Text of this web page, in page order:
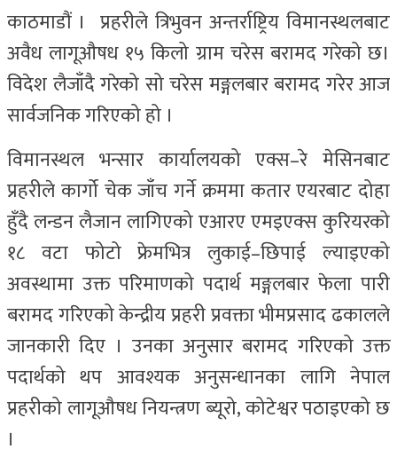
काठमाडौं । प्रहरीले त्रिभुवन अन्तर्राष्ट्रिय विमानस्थलबाट
अवैध लागूऔषध १५ किलो ग्राम चरेस बरामद गरेको छ।
विदेश लैजाँदै गरेको सो चरेस मङ्गलबार बरामद गरेर आज
सार्वजनिक गरिएको हो ।
विमानस्थल भन्सार कार्यालयको एक्स–रे मेसिनबाट
प्रहरीले कार्गो चेक जाँच गर्ने क्रममा कतार एयरबाट दोहा
हुँदै लन्डन लैजान लागिएको एआरए एमइएक्स कुरियरको
१८ वटा फोटो फ्रेमभित्र लुकाई–छिपाई ल्याइएको
अवस्थामा उक्त परिमाणको पदार्थ मङ्गलबार फेला पारी
बरामद गरिएको केन्द्रीय प्रहरी प्रवक्ता भीमप्रसाद ढकालले
जानकारी दिए । उनका अनुसार बरामद गरिएको उक्त
पदार्थको थप आवश्यक अनुसन्धानका लागि नेपाल
प्रहरीको लागूऔषध नियन्त्रण ब्यूरो, कोटेश्वर पठाइएको छ
।